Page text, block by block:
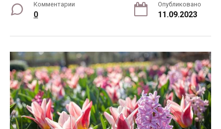
Комментарии
0
Опубликовано
11.09.2023